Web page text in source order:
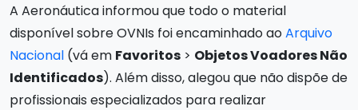
A Aeronáutica informou que todo o material
disponível sobre OVNIs foi encaminhado aoArquivo
Nacional (vá em Favoritos > Objetos Voadores Não
Identificados). Além disso, alegou que não dispõe de
profissionais especializados para realizar